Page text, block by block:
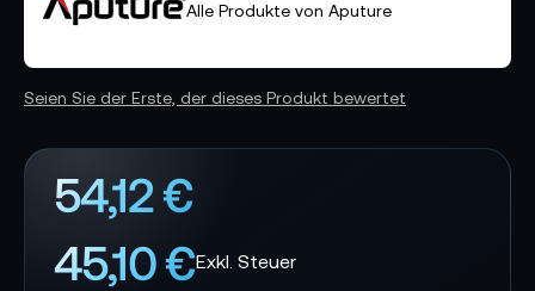
Alle Produkte von Aputure
Seien Sie der Erste, der dieses Produkt bewertet
54,12 €
45,10 €